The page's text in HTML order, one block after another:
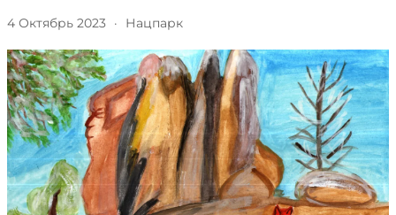
4 Октябрь 2023 · Нацпарк